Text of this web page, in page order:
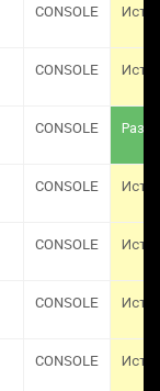
CONSOLE Истек
CONSOLE Истек
CONSOLE
CONSOLE Истек
CONSOLE Истек
CONSOLE Истек
CONSOLE Истек